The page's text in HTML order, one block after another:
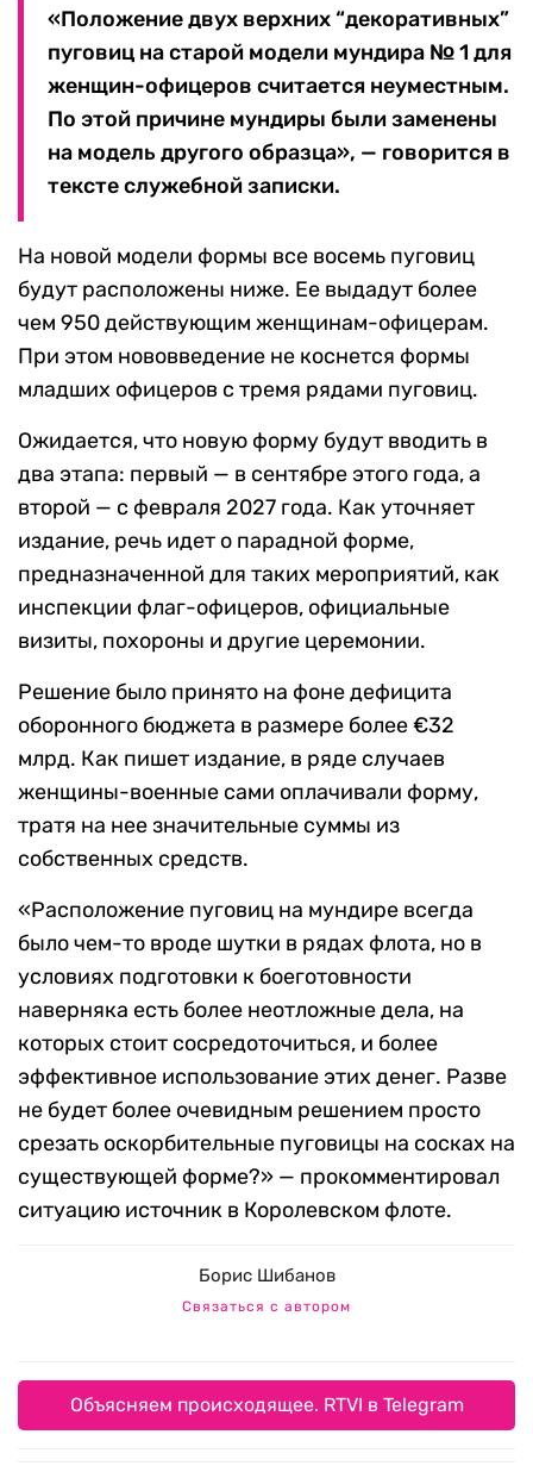
«Положение двух верхних “декоративных”
пуговиц на старой модели мундира № 1 для
женщин-офицеров считается неуместным.
По этой причине мундиры были заменены
на модель другого образца», — говорится в
тексте служебной записки.
На новой модели формы все восемь пуговиц
будут расположены ниже. Ее выдадут более
чем 950 действующим женщинам-офицерам.
При этом нововведение не коснется формы
младших офицеров с тремя рядами пуговиц.
Ожидается, что новую форму будут вводить в
два этапа: первый — в сентябре этого года, а
второй — с февраля 2027 года. Как уточняет
издание, речь идет о парадной форме,
предназначенной для таких мероприятий, как
инспекции флаг-офицеров, официальные
визиты, похороны и другие церемонии.
Решение было принято на фоне дефицита
оборонного бюджета в размере более €32
млрд. Как пишет издание, в ряде случаев
женщины-военные сами оплачивали форму,
тратя на нее значительные суммы из
собственных средств.
«Расположение пуговиц на мундире всегда
было чем-то вроде шутки в рядах флота, но в
условиях подготовки к боеготовности
наверняка есть более неотложные дела, на
которых стоит сосредоточиться, и более
эффективное использование этих денег. Разве
не будет более очевидным решением просто
срезать оскорбительные пуговицы на сосках на
существующей форме?» — прокомментировал
ситуацию источник в Королевском флоте.
Борис Шибанов
Связаться с автором
Объясняем происходящее. RTVI в Telegram